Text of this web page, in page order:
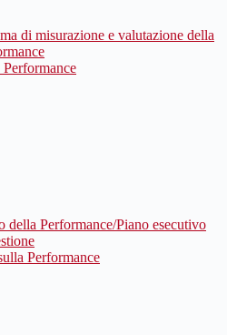
di misurazione e valutazione della
della Performance/Piano esecutivo
Performance